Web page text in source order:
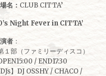
名： CLUB CITTA’
Night Fever in CITTA’
者 ：
１部（ファミリーディスコ）
/ END17:30
DJs】DJ OSSHY / CHACO /